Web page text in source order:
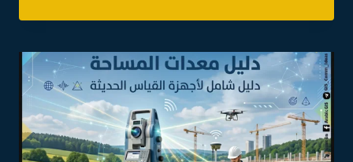
جمع
المخلفات
جامعة
قنا